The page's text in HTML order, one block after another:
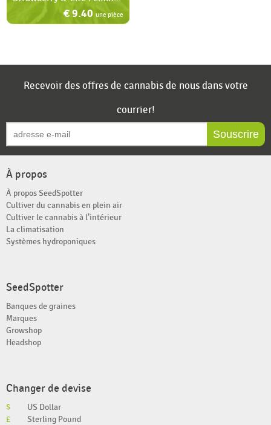
€ 9.40 une pièce
Recevoir des offres de cannabis de nous dans votre
courrier!
Souscrire
À propos
À propos SeedSpotter
Cultiver du cannabis en plein air
Cultiver le cannabis à l’intérieur
La climatisation
Systèmes hydroponiques
SeedSpotter
Banques de graines
Marques
Growshop
Headshop
Changer de devise
$
US Dollar
£
Sterling Pound